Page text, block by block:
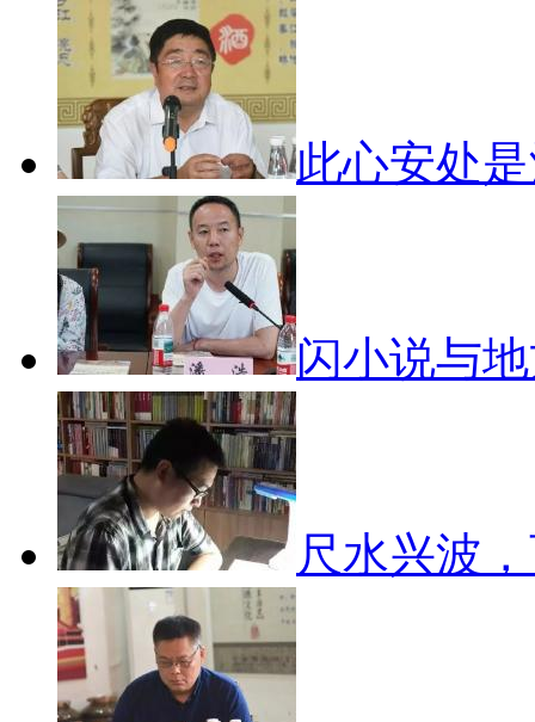
此心安处
闪小说与
尺水兴波